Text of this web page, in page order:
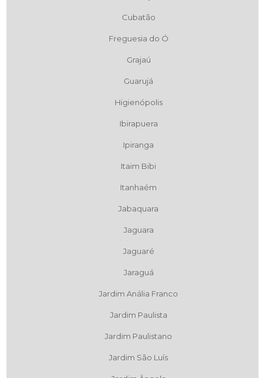
Cubatão
Freguesia do Ó
Grajaú
Guarujá
Higienópolis
Ibirapuera
Ipiranga
Itaim Bibi
Itanhaém
Jabaquara
Jaguara
Jaguaré
Jaraguá
Jardim Anália Franco
Jardim Paulista
Jardim Paulistano
Jardim São Luís